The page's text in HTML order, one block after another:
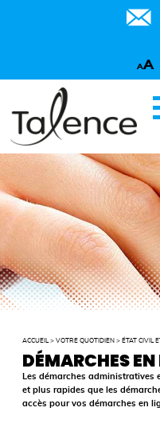
AA
ACCUEIL >VOTRE QUOTIDIEN > ÉTAT CIVIL
DÉMARCHES EN
Les démarches
et plus rapides que les
accès pour vos démarches en